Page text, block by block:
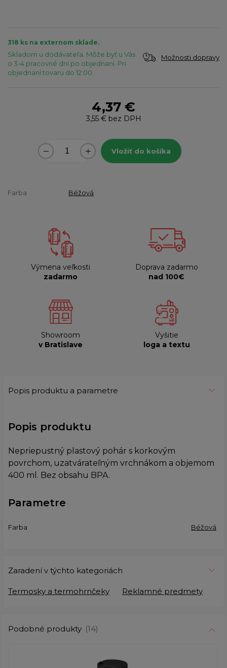
318 ks na externom sklade.
Skladom u dodávateľa. Môže byť u Vás
o 3-4 pracovné dni po objednaní. Pri
objednaní tovaru do 12:00.
Možnosti dopravy
4,37 €
3,55 €bez DPH
Vložiť do košíka
Farba Béžová
Výmena veľkosti
zadarmo
Doprava zadarmo
nad 100€
Showroom
v Bratislave
Vyšitie
loga a textu
Popis produktu a parametre
Popis produktu
Nepriepustný plastový pohár s korkovým
povrchom, uzatvárateľným vrchnákom a objemom
400 ml. Bez obsahu BPA.
Parametre
Farba Béžová
Zaradení v týchto kategoriách
Termosky a termohrnčeky Reklamné predmety
Podobné produkty (14)